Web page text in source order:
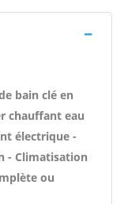
bain clé en
chauffant eau
électrique -
- Climatisation
ou